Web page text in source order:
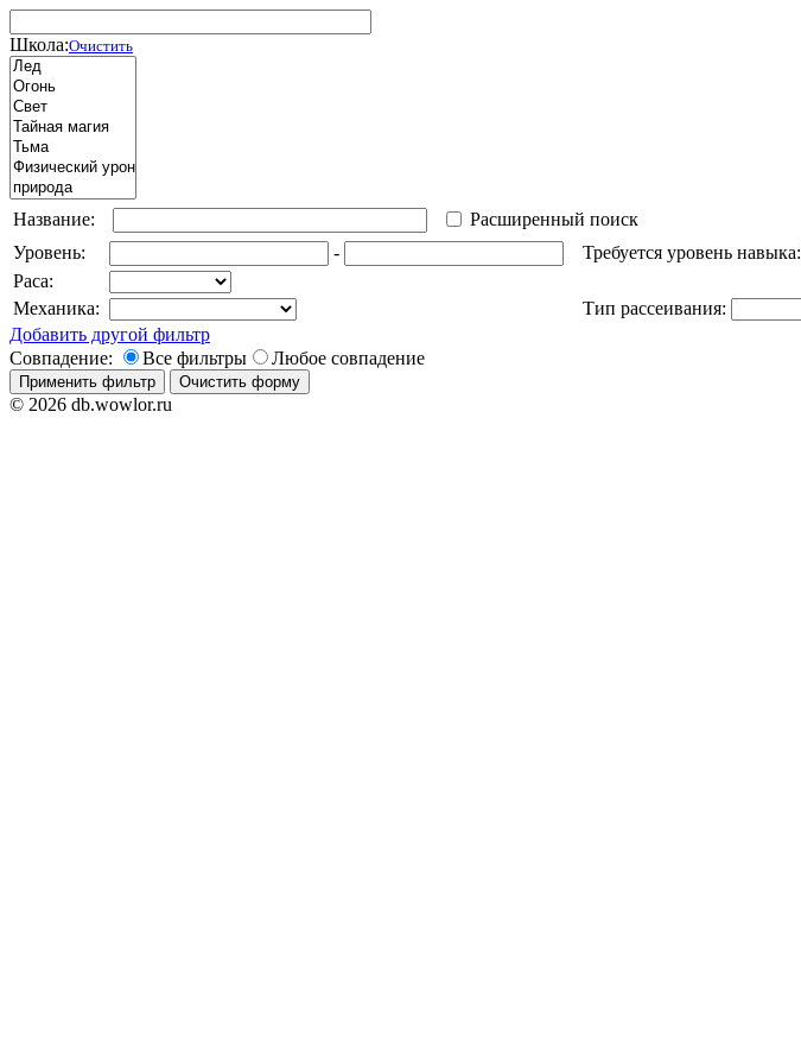
Школа:Очистить
Название:
Расширенный поиск
Уровень:
- Требуется уровень навыка:
Раса:
Механика:
Тип рассеивания:
Добавить другой фильтр
Совпадение: Все фильтры Любое совпадение
© 2026 db.wowlor.ru